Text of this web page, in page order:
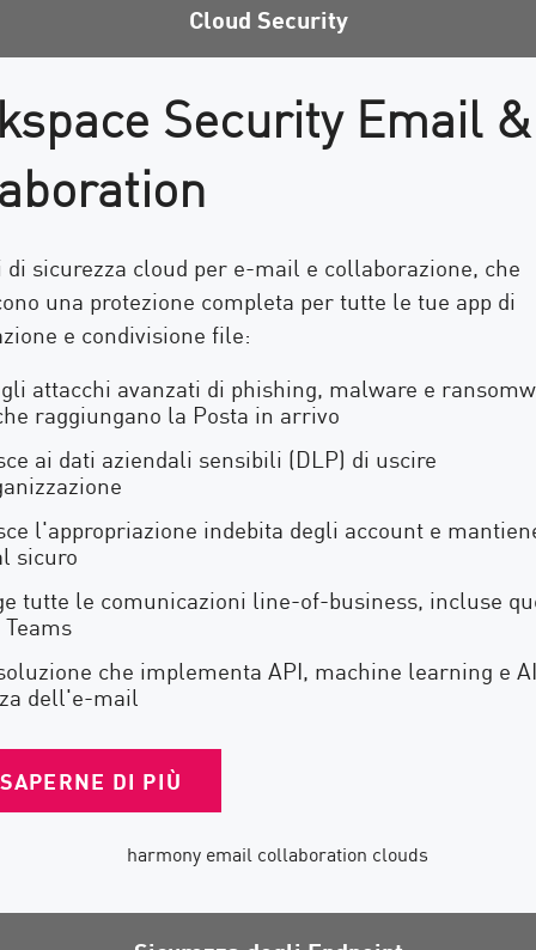
Cloud Security
Security Email &
sicurezza cloud per e-mail e collaborazione, che
una protezione completa per tutte le tue app di
e condivisione file:
attacchi avanzati di phishing, malware e
raggiungano la Posta in arrivo
ai dati aziendali sensibili (DLP) di uscire
l'appropriazione indebita degli account e
sicuro
tutte le comunicazioni line-of-business, incluse
che implementa API, machine learning e
dell'e-mail
DI PIÙ